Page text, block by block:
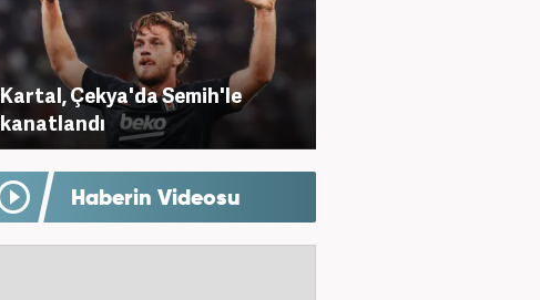
Kartal, Çekya'da Semih'le
kanatlandı
Haberin Videosu